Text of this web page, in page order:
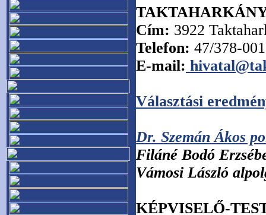
Cím: 3922
Telefon: 47/378-
E-mail:
Választási
Dr. Szemán Ákos
Filáné Bodó
Vámosi László
KÉPVISELŐ-